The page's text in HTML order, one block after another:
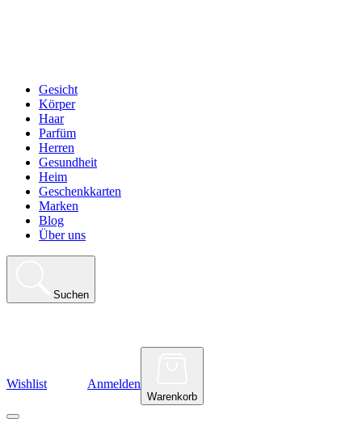
Gesicht
Körper
Haar
Parfüm
Herren
Gesundheit
Heim
Geschenkkarten
Marken
Blog
Über uns
Suchen
Wishlist Anmelden
Warenkorb